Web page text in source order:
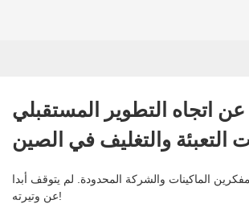
عن اتجاه التطوير المستقبلي
التعبئة والتغليف في الصين
الماكينات والشركة المحدودة. لم يتوقف أبدا
عن وتيرته!